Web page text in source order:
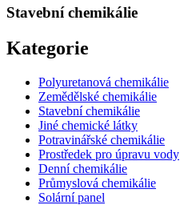
Stavební chemikálie
Kategorie
Polyuretanová chemikálie
Zemědělské chemikálie
Stavební chemikálie
Jiné chemické látky
Potravinářské chemikálie
Prostředek pro úpravu vody
Denní chemikálie
Průmyslová chemikálie
Solární panel